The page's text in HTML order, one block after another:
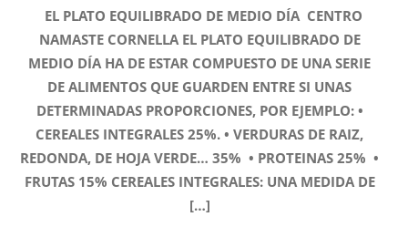
EL PLATO EQUILIBRADO DE MEDIO DÍA CENTRO
NAMASTE CORNELLA EL PLATO EQUILIBRADO DE
MEDIO DÍA HA DE ESTAR COMPUESTO DE UNA SERIE
DE ALIMENTOS QUE GUARDEN ENTRE SI UNAS
DETERMINADAS PROPORCIONES, POR EJEMPLO: •
CEREALES INTEGRALES 25%. • VERDURAS DE RAIZ,
REDONDA, DE HOJA VERDE… 35% • PROTEINAS 25% •
FRUTAS 15% CEREALES INTEGRALES: UNA MEDIDA DE
[…]